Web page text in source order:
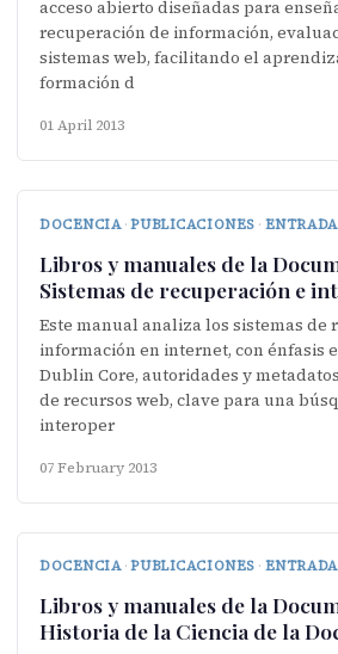
acceso abierto diseñadas para
recuperación de información,
sistemas web, facilitando el
formación d
01 April 2013
DOCENCIA · PUBLICACIONES ·
Libros y manuales de la
Sistemas de recuperación e
Este manual analiza los sistemas de
información en internet, con énfasis
Dublin Core, autoridades y
de recursos web, clave para una
interoper
07 February 2013
DOCENCIA · PUBLICACIONES ·
Libros y manuales de la
Historia de la Ciencia de la